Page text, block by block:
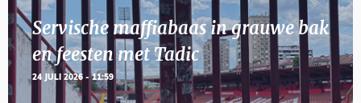
Servische maffiabaas in grauwe bak
en feesten met Tadic
24 JULI 2026 - 11:59